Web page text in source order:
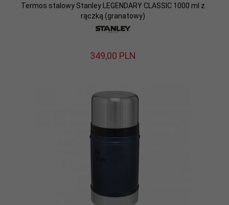
Termos stalowy Stanley LEGENDARY CLASSIC 1000 ml z
rączką (granatowy)
349,00 PLN